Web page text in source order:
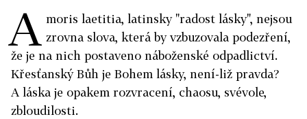
A moris laetitia, latinsky "radost lásky", nejsou
zrovna slova, která by vzbuzovala podezření,
že je na nich postaveno náboženské odpadlictví.
Křesťanský Bůh je Bohem lásky, není-liž pravda?
A láska je opakem rozvracení, chaosu, svévole,
zbloudilosti.